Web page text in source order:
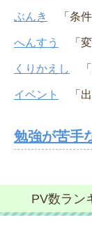
ぶんき 「条件
へんすう 「変
くりかえし 「
イベント 「出
勉強が苦手
PV数ラン